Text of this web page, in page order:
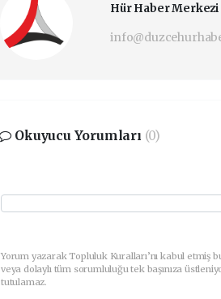
Hür Haber Merkezi
Okuyucu Yorumları (0)
Yorum yazarak Topluluk Kuralları’nı kabul etmiş
veya dolaylı tüm sorumluluğu tek başınıza
tutulamaz.